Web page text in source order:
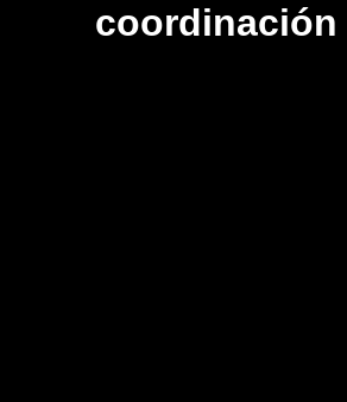
coordinación